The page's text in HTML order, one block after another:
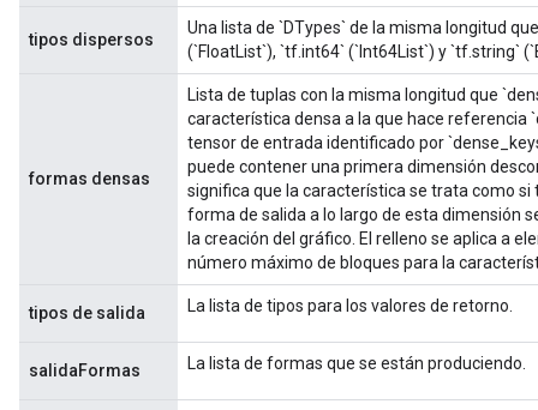
tipos dispersos
Una lista de `DTypes` de la misma longitud
(`FloatList`), `tf.int64` (`Int64List`) y `tf.string`
formas densas
Lista de tuplas con la misma longitud que
característica densa a la que hace referencia
tensor de entrada identificado por
puede contener una primera dimensión
significa que la característica se trata como
forma de salida a lo largo de esta dimensión
la creación del gráfico. El relleno se aplica a
número máximo de bloques para la
tipos de salida La lista de tipos para los valores de retorno.
salidaFormas La lista de formas que se están produciendo.